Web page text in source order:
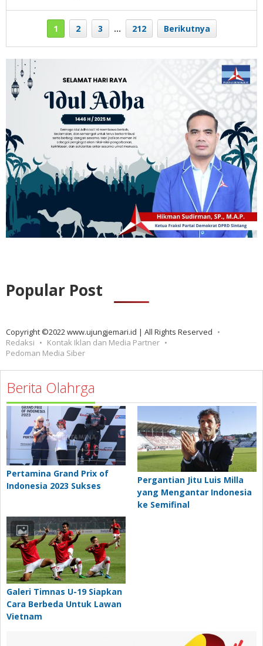
Ujung
Jemari
1 2 3 … 212 Berikutnya
Popular Post
Copyright ©2022 www.ujungjemari.id | All Rights Reserved
Redaksi
Kontak Iklan dan Media Partner
Pedoman Media Siber
Berita Olahrga
Pertamina Grand Prix of
Indonesia 2023 Sukses
Pergantian Jitu Luis Milla
yang Mengantar Indonesia
ke Semifinal
Galeri Timnas U-19 Siapkan
Cara Berbeda Untuk Lawan
Vietnam